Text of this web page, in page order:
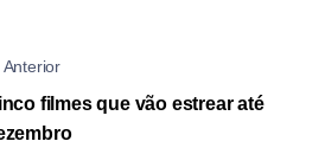
Anterior
filmes que vão estrear até